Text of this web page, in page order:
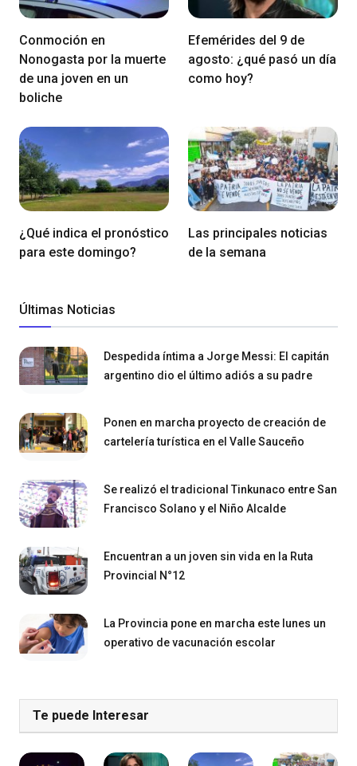
Conmoción en
Nonogasta por la muerte
de una joven en un
boliche
Efemérides del 9 de
agosto: ¿qué pasó un día
como hoy?
¿Qué indica el pronóstico
para este domingo?
Las principales noticias
de la semana
Últimas Noticias
Despedida íntima a Jorge Messi: El capitán
argentino dio el último adiós a su padre
Ponen en marcha proyecto de creación de
cartelería turística en el Valle Sauceño
Se realizó el tradicional Tinkunaco entre San
Francisco Solano y el Niño Alcalde
Encuentran a un joven sin vida en la Ruta
Provincial N°12
La Provincia pone en marcha este lunes un
operativo de vacunación escolar
Te puede Interesar